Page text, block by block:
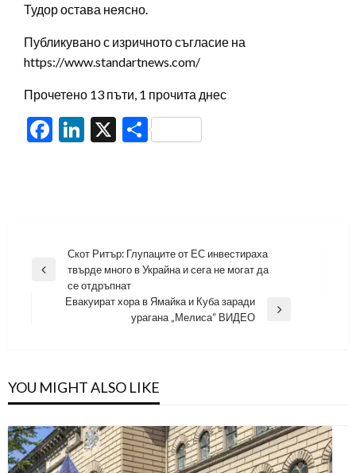
Тудор остава неясно.
Публикувано с изричното съгласие на
https://www.standartnews.com/
Прочетено 13 пъти, 1 прочита днес
Facebook
LinkedIn
X Share
Навигация
Previous
Скот Ритър: Глупаците от ЕС инвестираха
твърде много в Украйна и сега не могат да
се отдръпнат
Евакуират хора в Ямайка и Куба заради
урагана „Мелиса“ ВИДЕО
YOU MIGHT ALSO LIKE